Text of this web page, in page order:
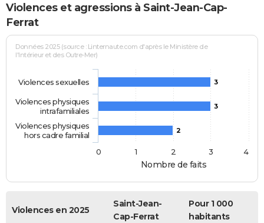
Violences et agressions à Saint-Jean-Cap-
Ferrat
Nombre de faits
Données 2025 (source : Linternaute.com d'après le Ministère de
l'Intérieur et des Outre-Mer)
3
3
2
Violences sexuelles
Violences physiques
intrafamiliales
Violences physiques
hors cadre familial
0
1 2 3 4
Violences en 2025
Saint-Jean-
Cap-Ferrat
Pour 1 000
habitants